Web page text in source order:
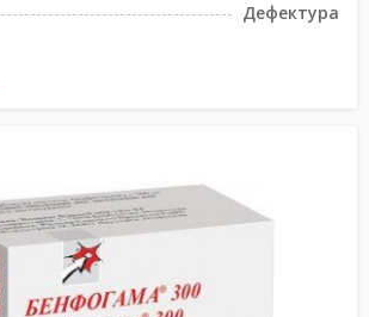
Дефектура